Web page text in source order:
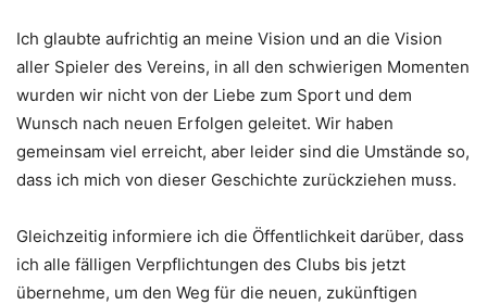
Ich glaubte aufrichtig an meine Vision und an die Vision
aller Spieler des Vereins, in all den schwierigen Momenten
wurden wir nicht von der Liebe zum Sport und dem
Wunsch nach neuen Erfolgen geleitet. Wir haben
gemeinsam viel erreicht, aber leider sind die Umstände so,
dass ich mich von dieser Geschichte zurückziehen muss.
Gleichzeitig informiere ich die Öffentlichkeit darüber, dass
ich alle fälligen Verpflichtungen des Clubs bis jetzt
übernehme, um den Weg für die neuen, zukünftigen